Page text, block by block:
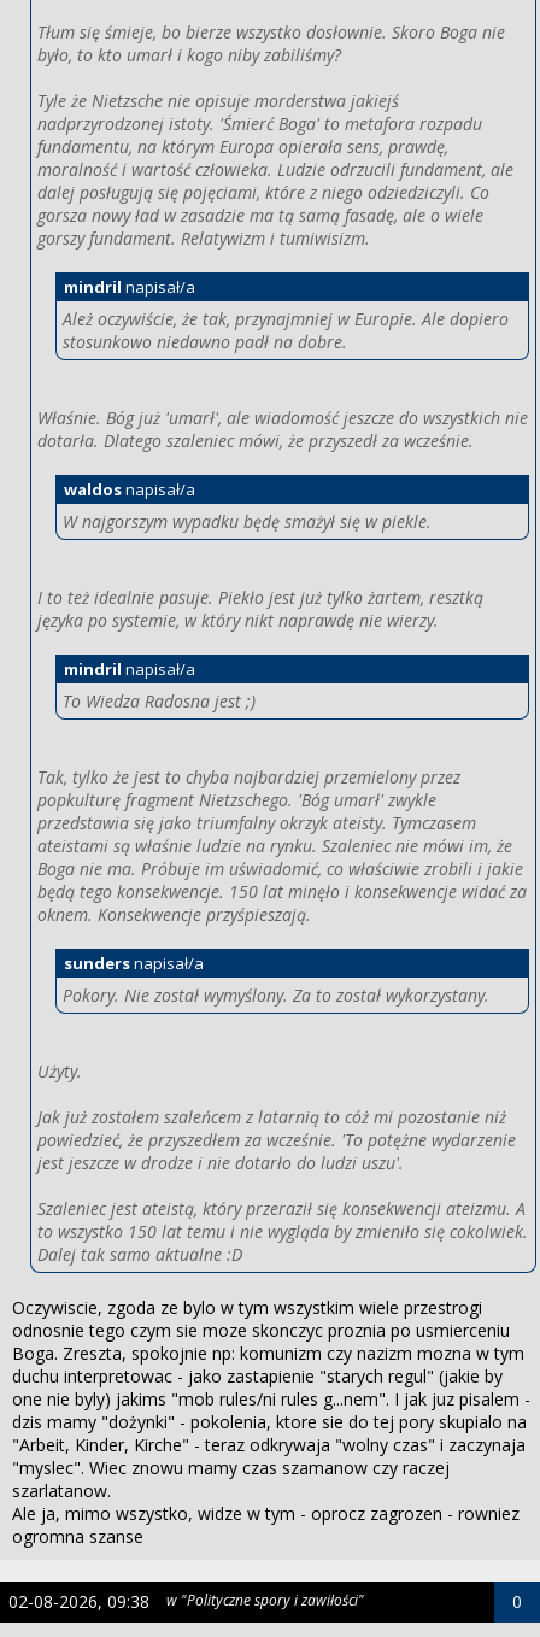
Tłum się śmieje, bo bierze wszystko dosłownie. Skoro Boga nie
było, to kto umarł i kogo niby zabiliśmy?
Tyle że Nietzsche nie opisuje morderstwa jakiejś
nadprzyrodzonej istoty. 'Śmierć Boga' to metafora rozpadu
fundamentu, na którym Europa opierała sens, prawdę,
moralność i wartość człowieka. Ludzie odrzucili fundament, ale
dalej posługują się pojęciami, które z niego odziedziczyli. Co
gorsza nowy ład w zasadzie ma tą samą fasadę, ale o wiele
gorszy fundament. Relatywizm i tumiwisizm.
mindril napisał/a
Ależ oczywiście, że tak, przynajmniej w Europie. Ale dopiero
stosunkowo niedawno padł na dobre.
Właśnie. Bóg już 'umarł', ale wiadomość jeszcze do wszystkich nie
dotarła. Dlatego szaleniec mówi, że przyszedł za wcześnie.
waldosnapisał/a
W najgorszym wypadku będę smażył się w piekle.
I to też idealnie pasuje. Piekło jest już tylko żartem, resztką
języka po systemie, w który nikt naprawdę nie wierzy.
mindril napisał/a
To Wiedza Radosna jest ;)
Tak, tylko że jest to chyba najbardziej przemielony przez
popkulturę fragment Nietzschego. 'Bóg umarł' zwykle
przedstawia się jako triumfalny okrzyk ateisty. Tymczasem
ateistami są właśnie ludzie na rynku. Szaleniec nie mówi im, że
Boga nie ma. Próbuje im uświadomić, co właściwie zrobili i jakie
będą tego konsekwencje. 150 lat minęło i konsekwencje widać za
oknem. Konsekwencje przyśpieszają.
sundersnapisał/a
Pokory. Nie został wymyślony. Za to został wykorzystany.
Użyty.
Jak już zostałem szaleńcem z latarnią to cóż mi pozostanie niż
powiedzieć, że przyszedłem za wcześnie. 'To potężne wydarzenie
jest jeszcze w drodze i nie dotarło do ludzi uszu'.
Szaleniec jest ateistą, który przeraził się konsekwencji ateizmu. A
to wszystko 150 lat temu i nie wygląda by zmieniło się cokolwiek.
Dalej tak samo aktualne :D
Oczywiscie, zgoda ze bylo w tym wszystkim wiele przestrogi
odnosnie tego czym sie moze skonczyc proznia po usmierceniu
Boga. Zreszta, spokojnie np: komunizm czy nazizm mozna w tym
duchu interpretowac - jako zastapienie "starych regul" (jakie by
one nie byly) jakims "mob rules/ni rules g...nem". I jak juz pisalem -
dzis mamy "dożynki" - pokolenia, ktore sie do tej pory skupialo na
"Arbeit, Kinder, Kirche" - teraz odkrywaja "wolny czas" i zaczynaja
"myslec". Wiec znowu mamy czas szamanow czy raczej
szarlatanow.
Ale ja, mimo wszystko, widze w tym - oprocz zagrozen - rowniez
ogromna szanse
02-08-2026, 09:38 w "Polityczne spory i zawiłości" 0